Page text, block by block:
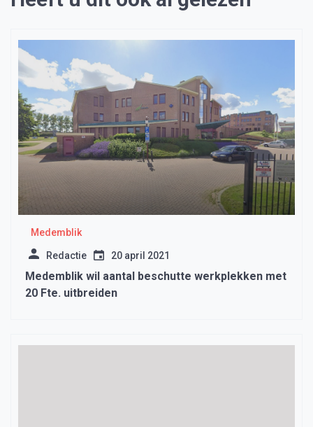
Medemblik
Redactie 20 april 2021
Medemblik wil aantal beschutte werkplekken met
20 Fte. uitbreiden